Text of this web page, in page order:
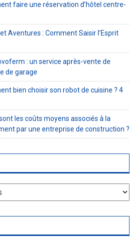
faire une réservation d’hôtel centre-
Aventures : Comment Saisir l’Esprit
: un service après-vente de
de garage
bien choisir son robot de cuisine ? 4
les coûts moyens associés à la
par une entreprise de construction ?